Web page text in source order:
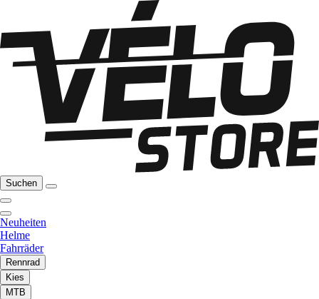
Suchen
Neuheiten
Helme
Fahrräder
Rennrad
Kies
MTB